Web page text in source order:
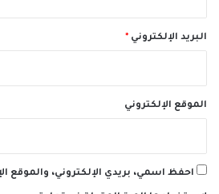
البريد الإلكتروني *
الموقع الإلكتروني
احفظ اسمي، بريدي الإلكتروني، والموقع